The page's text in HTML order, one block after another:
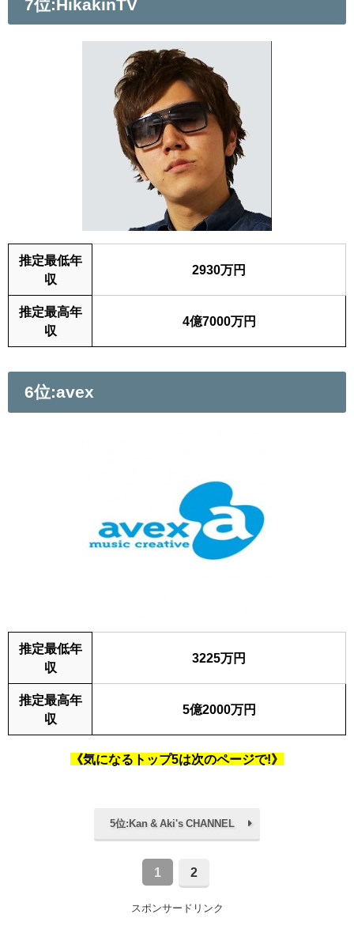
7位:HikakinTV
推定最低年
収
2930万円
推定最高年
収
4億7000万円
6位:avex
推定最低年
収
3225万円
推定最高年
収
5億2000万円
《気になるトップ5は次のページで!》
5位:Kan & Aki's CHANNEL
1 2
スポンサードリンク